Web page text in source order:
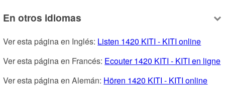
En otros idiomas
Ver esta página en Inglés: Listen 1420 KITI - KITI online
Ver esta página en Francés: Ecouter 1420 KITI - KITI en ligne
Ver esta página en Alemán: Hören 1420 KITI - KITI online